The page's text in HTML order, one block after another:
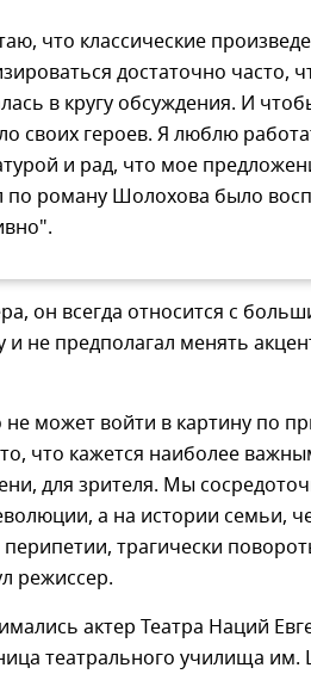
что классические
достаточно часто,
в кругу обсуждения. И
своих героев. Я люблю
и рад, что мое
по роману Шолохова было
он всегда относится с
и не предполагал менять
не может войти в картину по
что кажется наиболее
для зрителя. Мы
а на истории семьи,
трагически
режиссер.
актер Театра Наций
театрального училища